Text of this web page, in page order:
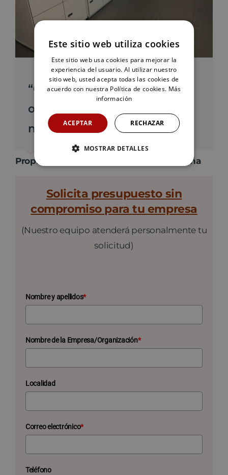
“Con Megablok hemos
optimizado la utilización de
nuestras consignas”
Propiedad BSH Electrodomésticos España
Solicita presupuesto sin
compromiso para tu empresa
(Nuestro equipo atenderá personalmente tu
solicitud)
Nombre y apellidos*
Nombre de la Empresa/Organización*
Localidad
Correo electrónico*
Teléfono
Este sitio web utiliza cookies
Este sitio web usa cookies para mejorar la
experiencia del usuario. Al utilizar nuestro
sitio web, usted acepta todas las cookies de
acuerdo con nuestra Política de cookies. Más
información
ACEPTAR RECHAZAR
MOSTRAR DETALLES